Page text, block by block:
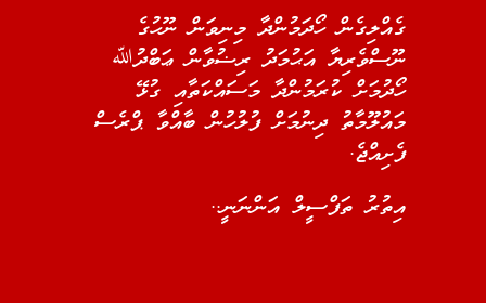
ގެއްލިގެން ހޯދަމުންދާ މިނިވަން ނޫހުގެ
ނޫސްވެރިޔާ އަޙުމަދު ރިޟުވާން ޢަބްދުﷲ
ހޯދުމަށް ކުރަމުންދާ މަސައްކަތާއި ގުޅޭ
މައުލޫމާތު ދިނުމަށް ފުލުހުން ބާއްވާ ޕްރެސް
ފެށިއްޖެ.
އިތުރު ތަފްސީލް އަންނަނީ..